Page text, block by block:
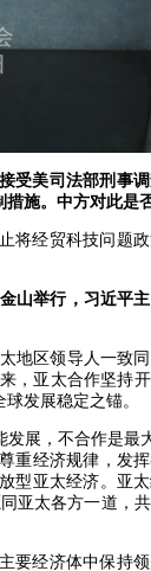
受美司法部刑事
施。中方对此是
将经贸科技问题
山举行，习近平
地区领导人一致
，亚太合作坚持
发展稳定之锚。
展，不合作是最
重经济规律，发
型亚太经济。亚
亚太各方一道，
要经济体中保持